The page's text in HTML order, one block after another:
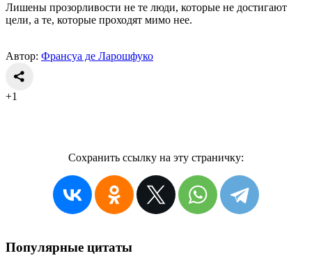
Лишены прозорливости не те люди, которые не достигают
цели, а те, которые проходят мимо нее.
Автор: Франсуa де Ларошфуко
+1
Сохранить ссылку на эту страничку:
Популярные цитаты